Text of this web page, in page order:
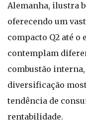
Alemanha, ilustra
oferecendo um
compacto Q2 até o
contemplam
combustão
diversificação
tendência de
rentabilidade.